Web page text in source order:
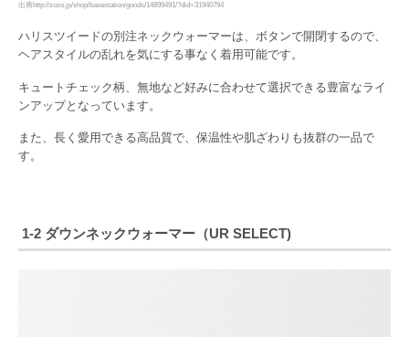
出典http://zozo.jp/shop/basestation/goods/14899491/?did=31940794
ハリスツイードの別注ネックウォーマーは、ボタンで開閉するので、
ヘアスタイルの乱れを気にする事なく着用可能です。
キュートチェック柄、無地など好みに合わせて選択できる豊富なライ
ンアップとなっています。
また、長く愛用できる高品質で、保温性や肌ざわりも抜群の一品で
す。
1-2 ダウンネックウォーマー（UR SELECT)